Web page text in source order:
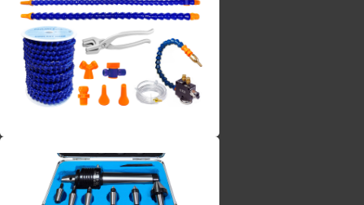
Винты torx